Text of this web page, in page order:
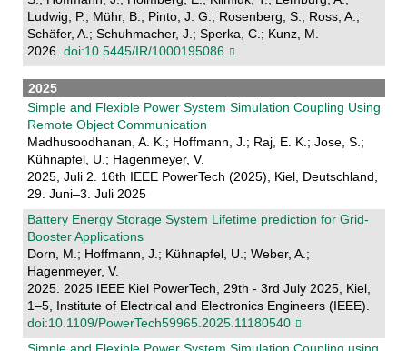
Ludwig, P.; Mühr, B.; Pinto, J. G.; Rosenberg, S.; Ross, A.;
Schäfer, A.; Schuhmacher, J.; Sperka, C.; Kunz, M.
2026. doi:10.5445/IR/1000195086
2025
Simple and Flexible Power System Simulation Coupling Using
Remote Object Communication
Madhusoodhanan, A. K.; Hoffmann, J.; Raj, E. K.; Jose, S.;
Kühnapfel, U.; Hagenmeyer, V.
2025, Juli 2. 16th IEEE PowerTech (2025), Kiel, Deutschland,
29. Juni–3. Juli 2025
Battery Energy Storage System Lifetime prediction for Grid-
Booster Applications
Dorn, M.; Hoffmann, J.; Kühnapfel, U.; Weber, A.;
Hagenmeyer, V.
2025. 2025 IEEE Kiel PowerTech, 29th - 3rd July 2025, Kiel,
1–5, Institute of Electrical and Electronics Engineers (IEEE).
doi:10.1109/PowerTech59965.2025.11180540
Simple and Flexible Power System Simulation Coupling using